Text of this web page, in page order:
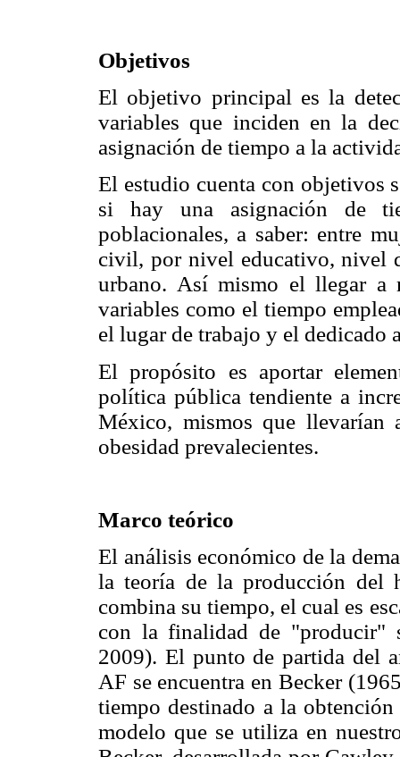
Objetivos
El objetivo principal es la
variables que inciden en la
asignación de tiempo a la
El estudio cuenta con objetivos
si hay una asignación de
poblacionales, a saber: entre
civil, por nivel educativo, nivel
urbano. Así mismo el llegar a
variables como el tiempo
el lugar de trabajo y el dedicado
El propósito es aportar
política pública tendiente a
México, mismos que llevarían
obesidad prevalecientes.
Marco teórico
El análisis económico de la
la teoría de la producción del
combina su tiempo, el cual es
con la finalidad de "producir"
2009). El punto de partida del
AF se encuentra en Becker
tiempo destinado a la
modelo que se utiliza en